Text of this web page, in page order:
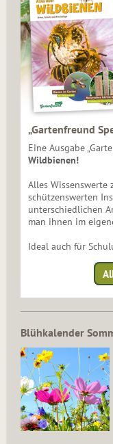
„Gartenfreund
Eine Ausgabe
Wildbienen!
Alles Wissenswerte
schützenswerten
unterschiedlichen
man ihnen im
Ideal auch für
Blühkalender